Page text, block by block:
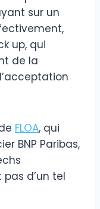
sur un
up, qui
de la
FLOA, qui
BNP Paribas,
d’un tel